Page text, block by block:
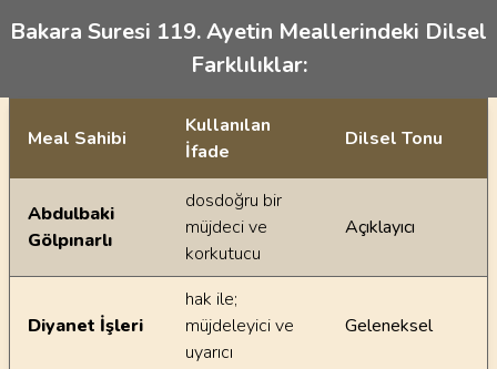
Bakara Suresi 119. Ayetin Meallerindeki Dilsel
Farklılıklar:
Ayetin meallerindeki dilsel farklılıklar
Meal Sahibi
Kullanılan
İfade
Dilsel Tonu
Abdulbaki
Gölpınarlı
dosdoğru bir
müjdeci ve
korkutucu
Açıklayıcı
Diyanet İşleri
hak ile;
müjdeleyici ve
uyarıcı
Geleneksel